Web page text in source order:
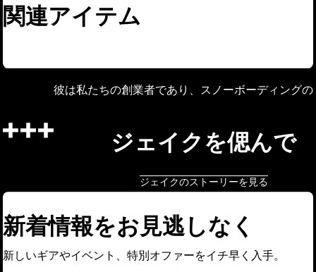
関連アイテム
彼は私たちの創業者であり、スノーボーディング
ジェイクを偲んで
ジェイクのストーリーを見る
新着情報をお見逃しなく
新しいギアやイベント、特別オファーをイチ早く入手。